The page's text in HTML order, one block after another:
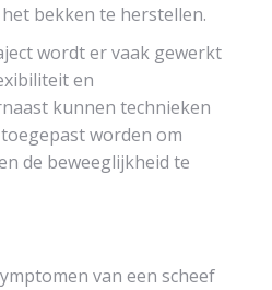
bekken te herstellen.
wordt er vaak gewerkt
en
kunnen technieken
worden om
de beweeglijkheid te
van een scheef